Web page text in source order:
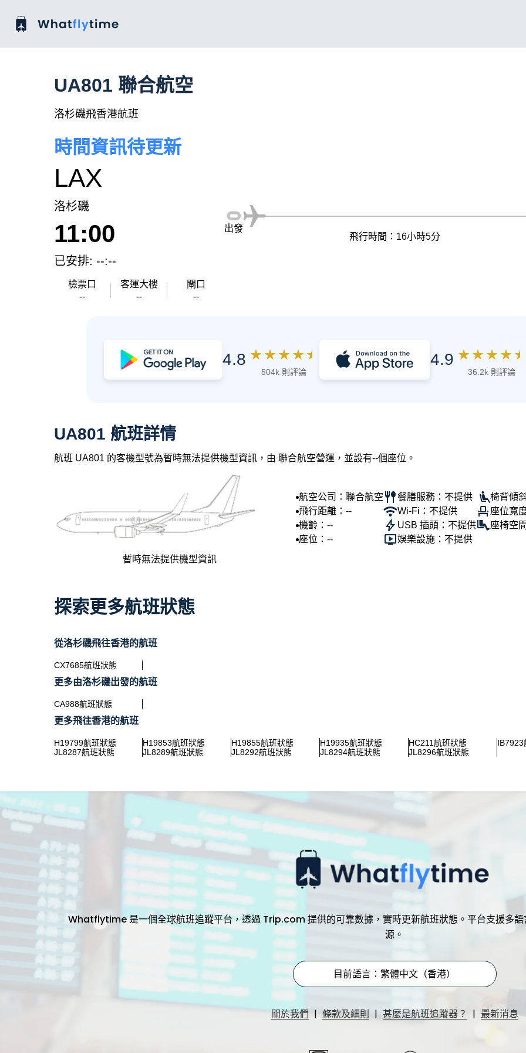
UA801 聯合航空
洛杉磯飛香港航班
時間資訊待更新
LAX
洛杉磯
11:00
已安排: --:--
檢票口
--
客運大樓
--
閘口
--
出發
飛行時間：16小時5分
4.8 ★ ★ ★ ★ ★
504k 則評論
4.9 ★ ★ ★ ★ ★
36.2k 則評論
UA801 航班詳情
航班 UA801 的客機型號為暫時無法提供機型資訊，由 聯合航空營運，並設有--個座位。
暫時無法提供機型資訊
航空公司：聯合航空
飛行距離：--
機齡：--
座位：--
餐膳服務：不提供
Wi-Fi：不提供
USB 插頭：不提供
娛樂設施：不提供
椅背傾
座位寬
座椅空
探索更多航班狀態
從洛杉磯飛往香港的航班
CX7685航班狀態
更多由洛杉磯出發的航班
CA988航班狀態
更多飛往香港的航班
H19799航班狀態 H19853航班狀態 H19855航班狀態 H19935航班狀態 HC211航班狀態 IB7923
JL8287航班狀態
JL8289航班狀態 JL8292航班狀態 JL8294航班狀態 JL8296航班狀態
Whatflytime 是一個全球航班追蹤平台，透過 Trip.com 提供的可靠數據，實時更新航班狀態。平台支援多語
源。
目前語言：繁體中文（香港）
關於我們 | 條款及細則 | 甚麼是航班追蹤器？ | 最新消息